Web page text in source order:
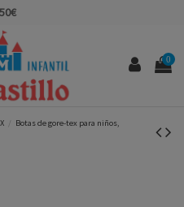
0
Botas de gore-tex para niños,